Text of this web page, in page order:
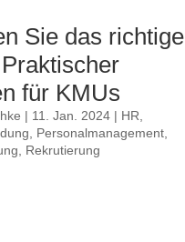
Sie das richtige
für KMUs
| 11. Jan. 2024| HR
Personalmanagement,
Rekrutierung